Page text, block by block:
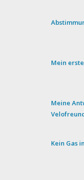
Mein
Meine
Kein Gas